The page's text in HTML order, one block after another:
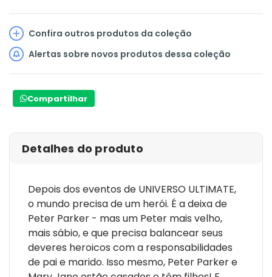
Confira outros produtos da coleção
Alertas sobre novos produtos dessa coleção
Compartilhar
Detalhes do produto
Depois dos eventos de UNIVERSO ULTIMATE,
o mundo precisa de um herói. É a deixa de
Peter Parker - mas um Peter mais velho,
mais sábio, e que precisa balancear seus
deveres heroicos com a responsabilidades
de pai e marido. Isso mesmo, Peter Parker e